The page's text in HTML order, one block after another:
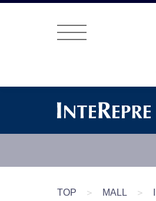
TOP ＞ MALL ＞